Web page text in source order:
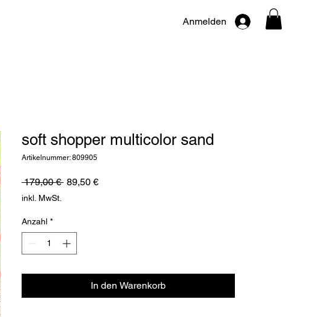
Anmelden
soft shopper multicolor sand
Artikelnummer: 809905
179,00 € Standardpreis
89,50 €Sale-
inkl. MwSt.
Anzahl *
In den Warenkorb